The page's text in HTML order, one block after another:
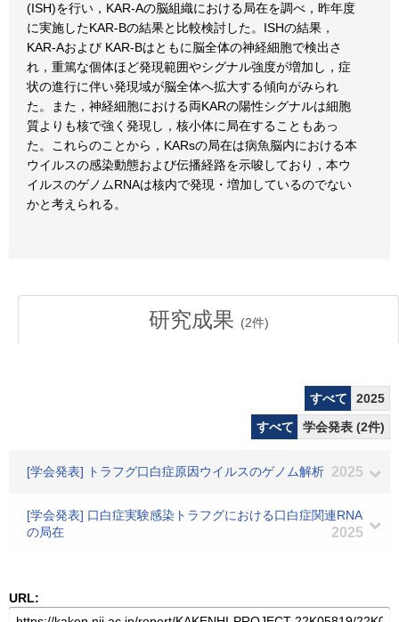
(ISH)を行い，KAR-Aの脳組織における局在を調べ，昨年度
に実施したKAR-Bの結果と比較検討した。ISHの結果，
KAR-Aおよび KAR-Bはともに脳全体の神経細胞で検出さ
れ，重篤な個体ほど発現範囲やシグナル強度が増加し，症
状の進行に伴い発現域が脳全体へ拡大する傾向がみられ
た。また，神経細胞における両KARの陽性シグナルは細胞
質よりも核で強く発現し，核小体に局在することもあっ
た。これらのことから，KARsの局在は病魚脳内における本
ウイルスの感染動態および伝播経路を示唆しており，本ウ
イルスのゲノムRNAは核内で発現・増加しているのでない
かと考えられる。
研究成果 (2件)
すべて
2025
すべて
学会発表 (2件)
[学会発表] トラフグ口白症原因ウイルスのゲノム解析 2025
[学会発表] 口白症実験感染トラフグにおける口白症関連RNA
の局在
2025
URL: